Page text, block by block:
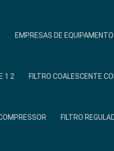
EMPRESAS DE
1 2 FILTRO COALESCENTE
FILTRO